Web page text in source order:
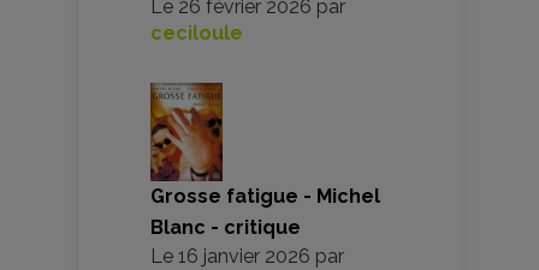
Le 26 février 2026 par
ceciloule
Grosse fatigue - Michel
Blanc - critique
Le 16 janvier 2026 par